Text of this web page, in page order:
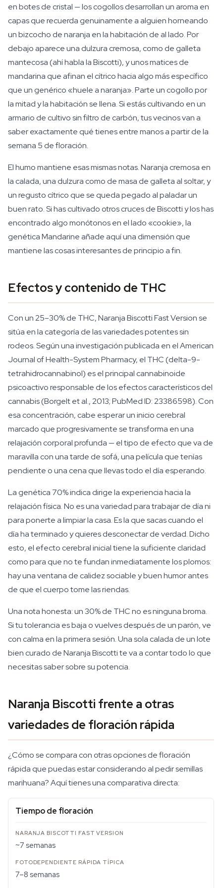
en botes de cristal — los cogollos desarrollan un aroma en
capas que recuerda genuinamente a alguien horneando
un bizcocho de naranja en la habitación de al lado. Por
debajo aparece una dulzura cremosa, como de galleta
mantecosa (ahí habla la Biscotti), y unos matices de
mandarina que afinan el cítrico hacia algo más específico
que un genérico «huele a naranja». Parte un cogollo por
la mitad y la habitación se llena. Si estás cultivando en un
armario de cultivo sin filtro de carbón, tus vecinos van a
saber exactamente qué tienes entre manos a partir de la
semana 5 de floración.
El humo mantiene esas mismas notas. Naranja cremosa en
la calada, una dulzura como de masa de galleta al soltar, y
un regusto cítrico que se queda pegado al paladar un
buen rato. Si has cultivado otros cruces de Biscotti y los has
encontrado algo monótonos en el lado «cookie», la
genética Mandarine añade aquí una dimensión que
mantiene las cosas interesantes de principio a fin.
Efectos y contenido de THC
Con un 25–30% de THC, Naranja Biscotti Fast Version se
sitúa en la categoría de las variedades potentes sin
rodeos. Según una investigación publicada en el American
Journal of Health-System Pharmacy, el THC (delta-9-
tetrahidrocannabinol) es el principal cannabinoide
psicoactivo responsable de los efectos característicos del
cannabis (Borgelt et al., 2013; PubMed ID: 23386598). Con
esa concentración, cabe esperar un inicio cerebral
marcado que progresivamente se transforma en una
relajación corporal profunda — el tipo de efecto que va de
maravilla con una tarde de sofá, una película que tenías
pendiente o una cena que llevas todo el día esperando.
La genética 70% indica dirige la experiencia hacia la
relajación física. No es una variedad para trabajar de día ni
para ponerte a limpiar la casa. Es la que sacas cuando el
día ha terminado y quieres desconectar de verdad. Dicho
esto, el efecto cerebral inicial tiene la suficiente claridad
como para que no te fundan inmediatamente los plomos:
hay una ventana de calidez sociable y buen humor antes
de que el cuerpo tome las riendas.
Una nota honesta: un 30% de THC no es ninguna broma.
Si tu tolerancia es baja o vuelves después de un parón, ve
con calma en la primera sesión. Una sola calada de un lote
bien curado de Naranja Biscotti te va a contar todo lo que
necesitas saber sobre su potencia.
Naranja Biscotti frente a otras
variedades de floración rápida
¿Cómo se compara con otras opciones de floración
rápida que puedas estar considerando al pedir semillas
marihuana? Aquí tienes una comparativa directa:
Tiempo de floración
~7 semanas
7–8 semanas